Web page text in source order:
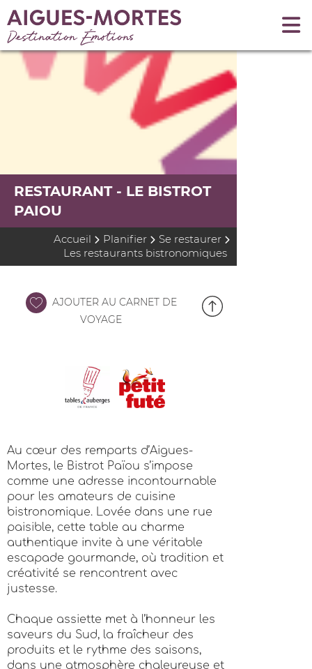
RESTAURANT - LE BISTROT
PAIOU
Accueil Planifier
Se restaurer
Les restaurants bistronomiques
AJOUTER AU CARNET DE
VOYAGE
Au cœur des remparts d’Aigues-
Mortes, le Bistrot Païou s’impose
comme une adresse incontournable
pour les amateurs de cuisine
bistronomique. Lovée dans une rue
paisible, cette table au charme
authentique invite à une véritable
escapade gourmande, où tradition et
créativité se rencontrent avec
justesse.
Chaque assiette met à l’honneur les
saveurs du Sud, la fraîcheur des
produits et le rythme des saisons,
dans une atmosphère chaleureuse et